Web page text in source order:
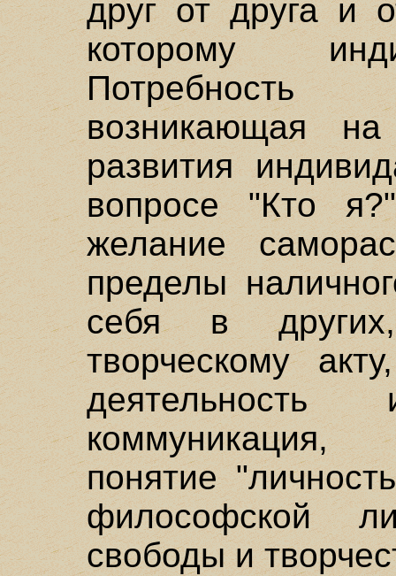
друг от друга и
которому
возникающая
развития
вопросе "Кто
желание
пределы
себя в
творческому
деятельность
понятие
философской
свободы и